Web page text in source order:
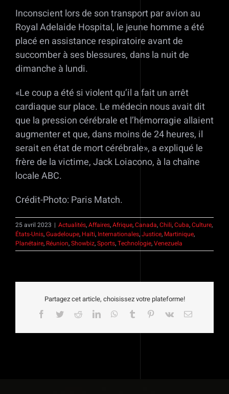
Inconscient lors de son transport par avion au
Royal Adelaide Hospital, le jeune homme a été
placé en assistance respiratoire avant de
succomber à ses blessures, dans la nuit de
dimanche à lundi.
«Le coup a été si violent qu’il a fait un arrêt
cardiaque sur place. Le médecin nous avait dit
que la pression cérébrale et l’hémorragie allaient
augmenter et que, dans moins de 24 heures, il
serait en état de mort cérébrale», a expliqué le
frère de la victime, Jack Loiacono, à la chaîne
locale ABC.
Crédit-Photo: Paris Match.
25 avril 2023 | Actualités,Affaires,Afrique,Canada,Chili,Cuba,Culture,
États-Unis,Guadeloupe, Haïti, Internationales,Justice, Martinique,
Planétaire, Réunion,Showbiz,Sports,Technologie,Venezuela
Partagez cet article, choisissez votre plateforme!
Facebook
TwitterRedditLinkedInWhatsApp
Tumblr Pinterest
Vk Email